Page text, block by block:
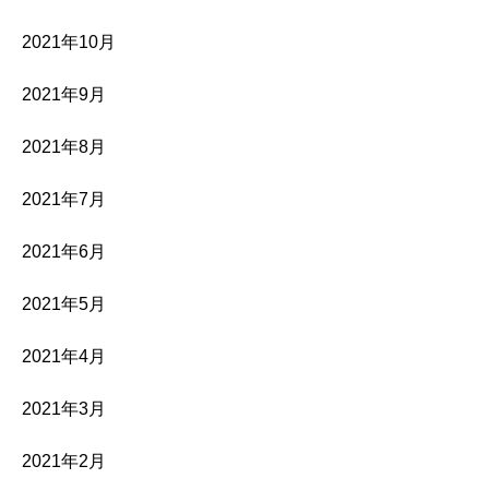
2021年10月
2021年9月
2021年8月
2021年7月
2021年6月
2021年5月
2021年4月
2021年3月
2021年2月